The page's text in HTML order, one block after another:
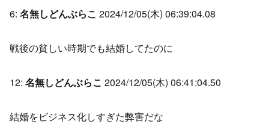
6: 名無しどんぶらこ 2024/12/05(木) 06:39:04.08
戦後の貧しい時期でも結婚してたのに
12: 名無しどんぶらこ 2024/12/05(木) 06:41:04.50
結婚をビジネス化しすぎた弊害だな